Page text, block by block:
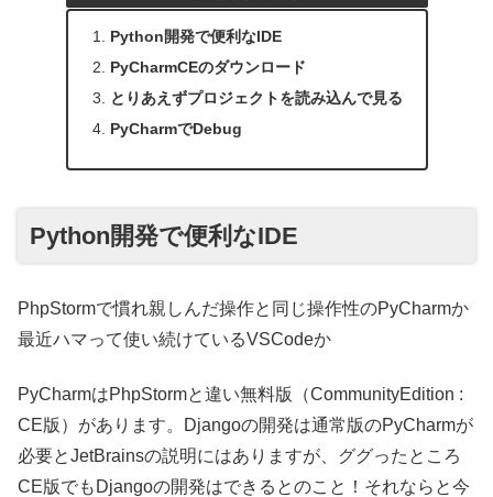
Python開発で便利なIDE
PyCharmCEのダウンロード
とりあえずプロジェクトを読み込んで見る
PyCharmでDebug
Python開発で便利なIDE
PhpStormで慣れ親しんだ操作と同じ操作性のPyCharmか
最近ハマって使い続けているVSCodeか
PyCharmはPhpStormと違い無料版（CommunityEdition :
CE版）があります。Djangoの開発は通常版のPyCharmが
必要とJetBrainsの説明にはありますが、ググったところ
CE版でもDjangoの開発はできるとのこと！それならと今